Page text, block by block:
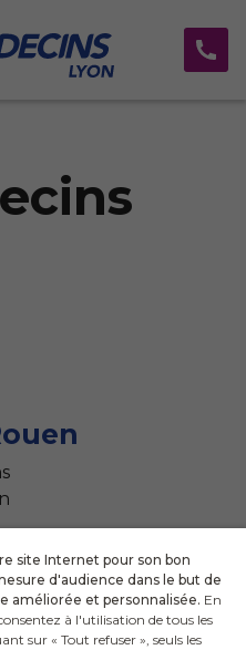
€ / min)
52
site Internet pour son bon
d'audience dans le but de
améliorée et personnalisée. En
à l'utilisation de tous les
sur « Tout refuser », seuls les